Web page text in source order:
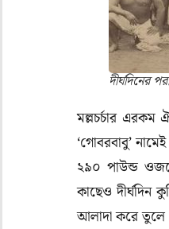
দীর্ঘদিনের
মল্লচর্চার এরকম
‘গোবরবাবু’
২৯০ পাউন্ড
কাছেও দীর্ঘদিন
আলাদা করে তুলে